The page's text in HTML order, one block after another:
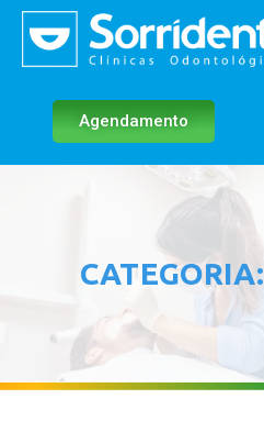
Agendamento
CATEGORIA: